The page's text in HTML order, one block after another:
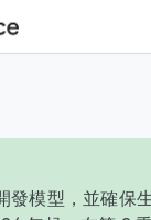
發模型，並確保